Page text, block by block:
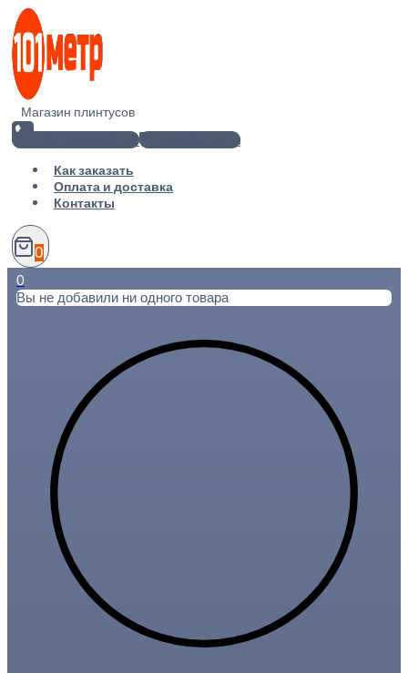
Перейти
содержимому
Магазин плинтусов
+7(812) 920-02-38
info@101metr.ru
Как заказать
Оплата и доставка
Контакты
0
0
Вы не добавили ни одного товара